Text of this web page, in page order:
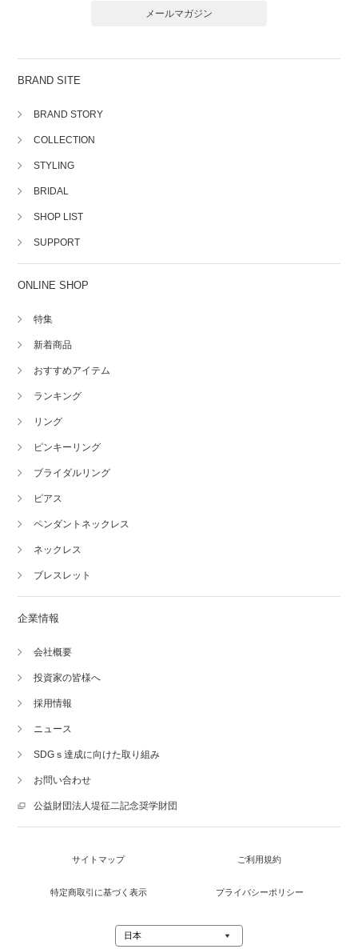
メールマガジン
BRAND SITE
BRAND STORY
COLLECTION
STYLING
BRIDAL
SHOP LIST
SUPPORT
ONLINE SHOP
特集
新着商品
おすすめアイテム
ランキング
リング
ピンキーリング
ブライダルリング
ピアス
ペンダントネックレス
ネックレス
ブレスレット
企業情報
会社概要
投資家の皆様へ
採用情報
ニュース
SDGｓ達成に向けた取り組み
お問い合わせ
公益財団法人堤征二記念奨学財団
サイトマップ ご利用規約
特定商取引に基づく表示 プライバシーポリシー